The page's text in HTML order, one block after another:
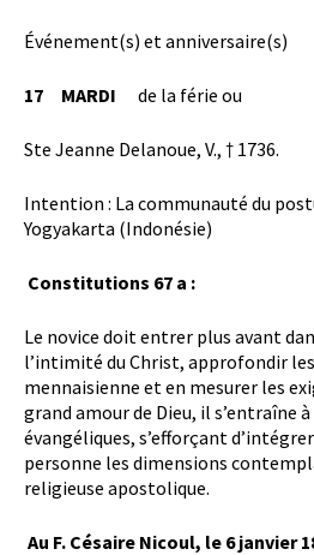
Événement(s) et anniversaire(s)
17 MARDI de la férie ou
Ste Jeanne Delanoue, V., † 1736.
Intention : La communauté du
Yogyakarta (Indonésie)
Constitutions 67 a :
Le novice doit entrer plus avant
l’intimité du Christ, approfondir
mennaisienne et en mesurer les
grand amour de Dieu, il s’entraîne
évangéliques, s’efforçant
personne les dimensions
religieuse apostolique.
Au F. Césaire Nicoul, le 6 janvier